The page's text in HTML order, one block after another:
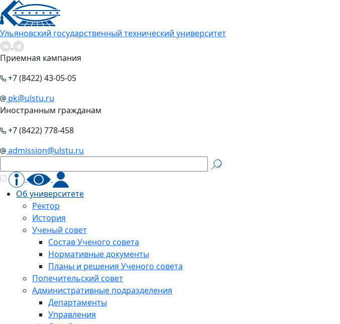
Ульяновский государственный технический университет
Приемная кампания
+7 (8422) 43-05-05
pk@ulstu.ru
Иностранным гражданам
+7 (8422) 778-458
admission@ulstu.ru
Об университете
Ректор
История
Ученый совет
Состав Ученого совета
Нормативные документы
Планы и решения Ученого совета
Попечительский совет
Административные подразделения
Департаменты
Управления